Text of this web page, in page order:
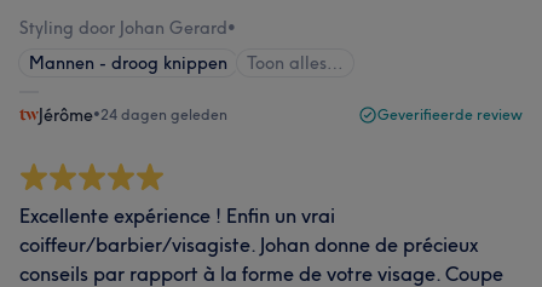
Styling door Johan Gerard•
Mannen - droog knippen
Toon alles…
Jérôme•24 dagen geleden Geverifieerde review
Excellente expérience ! Enfin un vrai
coiffeur/barbier/visagiste. Johan donne de précieux
conseils par rapport à la forme de votre visage. Coupe